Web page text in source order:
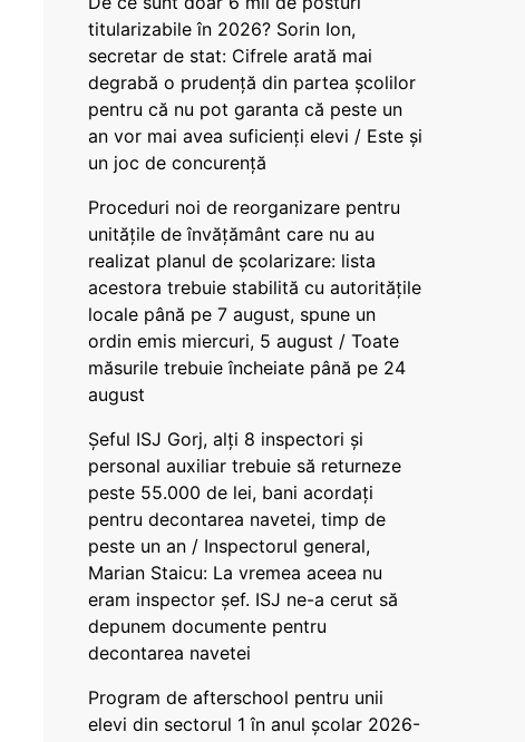
titularizabile în 2026? Sorin Ion,
secretar de stat: Cifrele arată mai
degrabă o prudență din partea școlilor
pentru că nu pot garanta că peste un
an vor mai avea suficienți elevi / Este și
un joc de concurență
Proceduri noi de reorganizare pentru
unitățile de învățământ care nu au
realizat planul de școlarizare: lista
acestora trebuie stabilită cu autoritățile
locale până pe 7 august, spune un
ordin emis miercuri, 5 august / Toate
măsurile trebuie încheiate până pe 24
august
Șeful ISJ Gorj, alți 8 inspectori și
personal auxiliar trebuie să returneze
peste 55.000 de lei, bani acordați
pentru decontarea navetei, timp de
peste un an / Inspectorul general,
Marian Staicu: La vremea aceea nu
eram inspector șef. ISJ ne-a cerut să
depunem documente pentru
decontarea navetei
Program de afterschool pentru unii
elevi din sectorul 1 în anul școlar 2026-